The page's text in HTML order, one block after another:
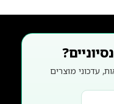
עדכוני מוצרים